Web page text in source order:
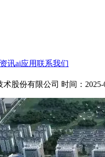
讯ai应用联系我们
股份有限公司 时间：2025-